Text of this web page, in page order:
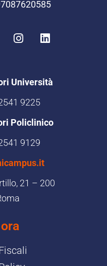
Università
9225
Policlinico
9129
21 – 200